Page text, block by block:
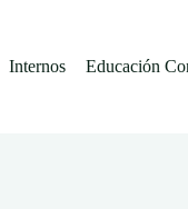
Internos Educación